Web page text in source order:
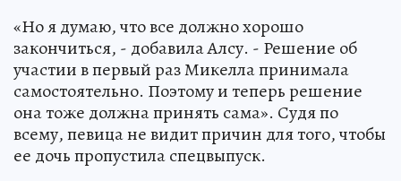
«Но я думаю, что все должно хорошо
закончиться, - добавила Алсу. - Решение об
участии в первый раз Микелла принимала
самостоятельно. Поэтому и теперь решение
она тоже должна принять сама». Судя по
всему, певица не видит причин для того, чтобы
ее дочь пропустила спецвыпуск.